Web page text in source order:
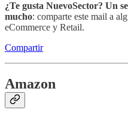
¿Te gusta NuevoSector? Un
mucho: comparte este mail a
eCommerce y Retail.
Compartir
Amazon